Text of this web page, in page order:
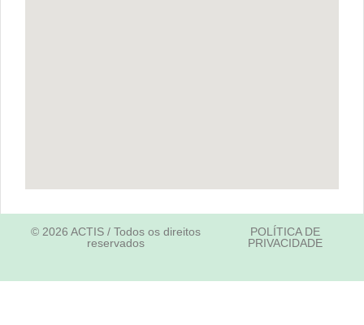
© 2026 ACTIS / Todos os direitos
reservados
POLÍTICA DE
PRIVACIDADE